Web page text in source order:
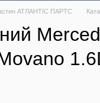
АТЛАНТІС ПАРТС